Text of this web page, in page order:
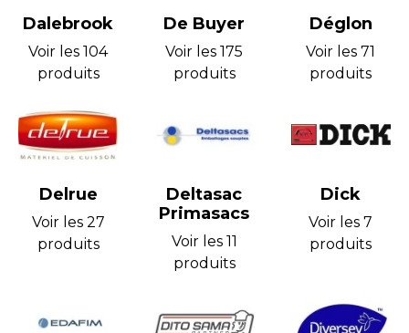
Dalebrook
Voir les 104
produits
De Buyer
Voir les 175
produits
Déglon
Voir les 71
produits
Delrue
Voir les 27
produits
Deltasac
Primasacs
Voir les 11
produits
Dick
Voir les 7
produits